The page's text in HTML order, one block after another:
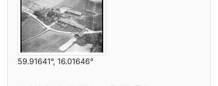
59.91641°, 16.01646°